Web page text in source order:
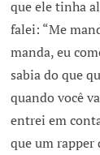
que ele tinha
falei: “Me
manda, eu
sabia do que
quando você
entrei em
que um rapper